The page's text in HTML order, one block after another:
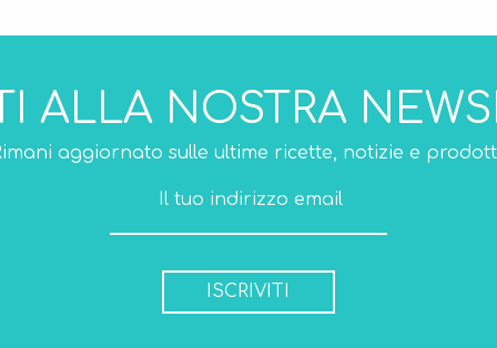
ALLA NOSTRA
aggiornato sulle ultime ricette, notizie e
ISCRIVITI